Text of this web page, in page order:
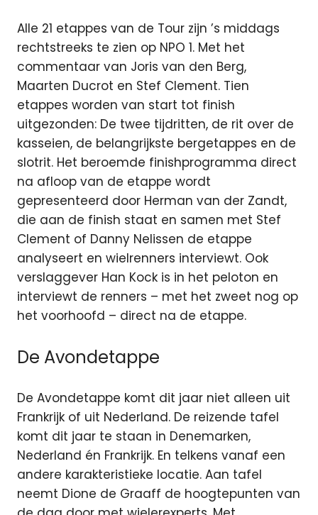
Alle 21 etappes van de Tour zijn ’s middags
rechtstreeks te zien op NPO 1. Met het
commentaar van Joris van den Berg,
Maarten Ducrot en Stef Clement. Tien
etappes worden van start tot finish
uitgezonden: De twee tijdritten, de rit over de
kasseien, de belangrijkste bergetappes en de
slotrit. Het beroemde finishprogramma direct
na afloop van de etappe wordt
gepresenteerd door Herman van der Zandt,
die aan de finish staat en samen met Stef
Clement of Danny Nelissen de etappe
analyseert en wielrenners interviewt. Ook
verslaggever Han Kock is in het peloton en
interviewt de renners – met het zweet nog op
het voorhoofd – direct na de etappe.
De Avondetappe
De Avondetappe komt dit jaar niet alleen uit
Frankrijk of uit Nederland. De reizende tafel
komt dit jaar te staan in Denemarken,
Nederland én Frankrijk. En telkens vanaf een
andere karakteristieke locatie. Aan tafel
neemt Dione de Graaff de hoogtepunten van